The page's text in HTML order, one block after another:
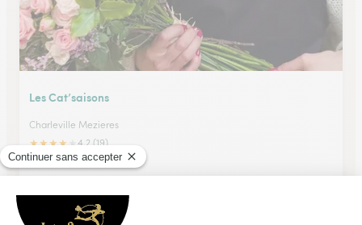
Les Cat’saisons
Charleville Mezieres
★★★★ ★ 4.2 (19)
21 rue du moulin